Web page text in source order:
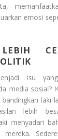
emosi
isu
media sosial?
laki-
lebih
menyadari
mereka.